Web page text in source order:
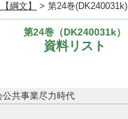
綱文】 > 第24巻
第24巻（DK240031k）
資料リスト
共事業尽力時代